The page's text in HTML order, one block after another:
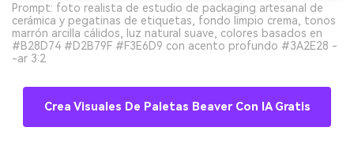
Prompt: foto realista de estudio de packaging artesanal de
cerámica y pegatinas de etiquetas, fondo limpio crema, tonos
marrón arcilla cálidos, luz natural suave, colores basados en
#B28D74 #D2B79F #F3E6D9 con acento profundo #3A2E28 -
-ar 3:2
Crea Visuales De Paletas Beaver Con IA Gratis